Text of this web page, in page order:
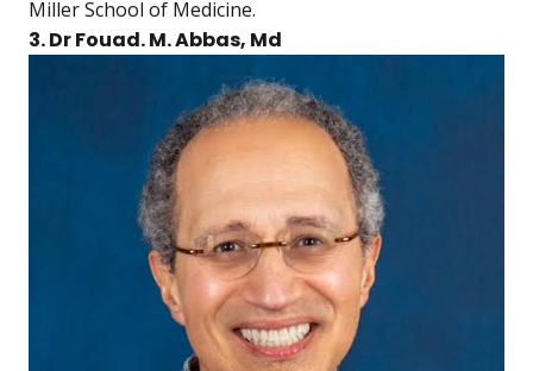
Miller School of Medicine.
3. Dr Fouad. M. Abbas, Md